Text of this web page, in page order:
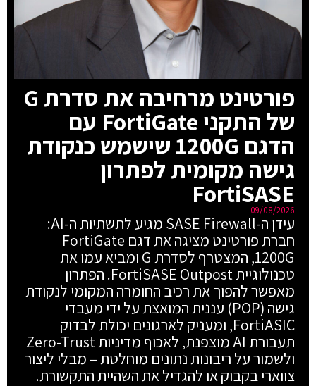
פורטינט מרחיבה את סדרת G
של התקני FortiGate עם
הדגם 1200G שישמש כנקודת
גישה מקומית לפתרון
FortiSASE
09/08/2026
עידן ה-SASE Firewall מגיע לתשתיות ה-AI:
חברת פורטינט מציגה את דגם FortiGate
1200G, המצטרף לסדרת G ומביא עמו את
טכנולוגיית FortiSASE Outpost. הפתרון
מאפשר להפוך את רכיב החומרה המקומי לנקודת
גישה (POP) עננית המואצת על ידי מעבדי
FortiASIC, ומעניק לארגונים יכולת לבדוק
תעבורת AI מוצפנת, לאכוף מדיניות Zero-Trust
ולשמור על ריבונות נתונים מוחלטת – מבלי ליצור
צווארי בקבוק או להגדיל את השהיית התקשורת.